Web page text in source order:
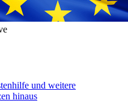
und weitere
hinaus